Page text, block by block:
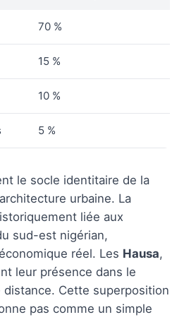
70 %
15 %
10 %
5 %
le socle identitaire de la
urbaine. La
liée aux
sud-est nigérian,
réel. Les Hausa,
leur présence dans le
Cette superposition
pas comme un simple